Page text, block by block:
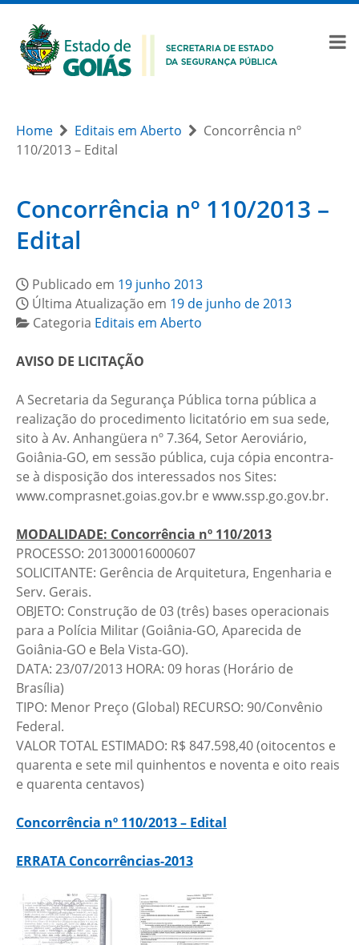
Home Editais em Aberto
Concorrência nº
110/2013 – Edital
Concorrência nº 110/2013 –
Edital
Publicado em 19 junho 2013
Última Atualização em 19 de junho de 2013
Categoria Editais em Aberto
AVISO DE LICITAÇÃO
A Secretaria da Segurança Pública torna pública a
realização do procedimento licitatório em sua sede,
sito à Av. Anhangüera nº 7.364, Setor Aeroviário,
Goiânia-GO, em sessão pública, cuja cópia encontra-
se à disposição dos interessados nos Sites:
www.comprasnet.goias.gov.br e www.ssp.go.gov.br.
MODALIDADE: Concorrência nº 110/2013
PROCESSO: 201300016000607
SOLICITANTE: Gerência de Arquitetura, Engenharia e
Serv. Gerais.
OBJETO: Construção de 03 (três) bases operacionais
para a Polícia Militar (Goiânia-GO, Aparecida de
Goiânia-GO e Bela Vista-GO).
DATA: 23/07/2013 HORA: 09 horas (Horário de
Brasília)
TIPO: Menor Preço (Global) RECURSO: 90/Convênio
Federal.
VALOR TOTAL ESTIMADO: R$ 847.598,40 (oitocentos e
quarenta e sete mil quinhentos e noventa e oito reais
e quarenta centavos)
Concorrência nº 110/2013 – Edital
ERRATA Concorrências-2013